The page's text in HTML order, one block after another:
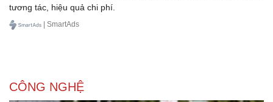
tương tác, hiệu quả chi phí.
| SmartAds
CÔNG NGHỆ